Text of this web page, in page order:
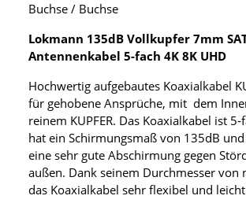
Buchse / Buchse
Lokmann 135dB Vollkupfer 7mm
Antennenkabel 5-fach 4K 8K UHD
Hochwertig aufgebautes Koaxialkabel
für gehobene Ansprüche, mit dem
reinem KUPFER. Das Koaxialkabel ist
hat ein Schirmungsmaß von 135dB
eine sehr gute Abschirmung gegen
außen. Dank seinem Durchmesser von
das Koaxialkabel sehr flexibel und